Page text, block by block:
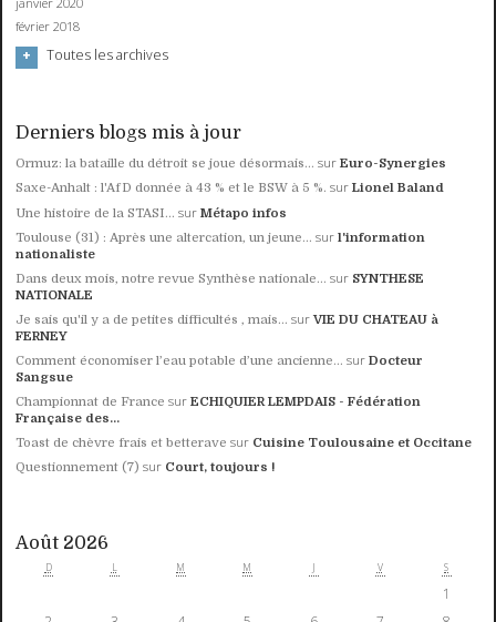
février 2018
Toutes les archives
Derniers blogs mis à jour
Ormuz: la bataille du détroit se joue désormais... surEuro-Synergies
Saxe-Anhalt : l'AfD donnée à 43 % et le BSW à 5 %. surLionel Baland
Une histoire de la STASI... surMétapo infos
Toulouse (31) : Après une altercation, un jeune... surl'information
nationaliste
Dans deux mois, notre revue Synthèse nationale... sur SYNTHESE
NATIONALE
Je sais qu'il y a de petites difficultés , mais... surVIE DU CHATEAU à
FERNEY
Comment économiser l’eau potable d’une ancienne... surDocteur
Sangsue
Championnat de France surECHIQUIER LEMPDAIS - Fédération
Française des...
Toast de chèvre frais et betterave sur Cuisine Toulousaine et Occitane
Questionnement (7) sur Court, toujours !
Août 2026
D L M M V S
1